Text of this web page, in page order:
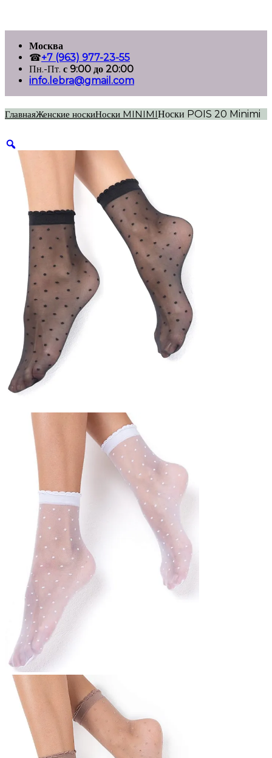
содержимому
Москва
☎+7 (963) 977-23-55
Пн.-Пт. с 9:00 до 20:00
info.lebra@gmail.com
ГлавнаяЖенские носкиНоски MINIMIНоски POIS 20 Minimi